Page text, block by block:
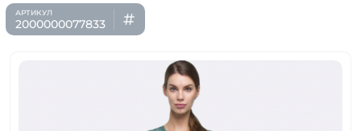
2000000077833